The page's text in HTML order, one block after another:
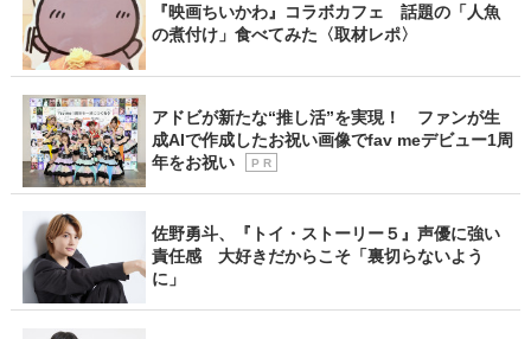
『映画ちいかわ』コラボカフェ 話題の「人魚
の煮付け」食べてみた〈取材レポ〉
アドビが新たな“推し活”を実現！ ファンが生
成AIで作成したお祝い画像でfav meデビュー1周
年をお祝い
P R
佐野勇斗、『トイ・ストーリー５』声優に強い
責任感 大好きだからこそ「裏切らないよう
に」